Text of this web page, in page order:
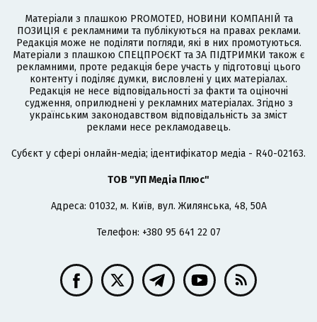
Матеріали з плашкою PROMOTED, НОВИНИ КОМПАНІЙ та
ПОЗИЦІЯ є рекламними та публікуються на правах реклами.
Редакція може не поділяти погляди, які в них промотуються.
Матеріали з плашкою СПЕЦПРОЄКТ та ЗА ПІДТРИМКИ також є
рекламними, проте редакція бере участь у підготовці цього
контенту і поділяє думки, висловлені у цих матеріалах.
Редакція не несе відповідальності за факти та оціночні
судження, оприлюднені у рекламних матеріалах. Згідно з
українським законодавством відповідальність за зміст
реклами несе рекламодавець.
Cубєкт у сфері онлайн-медіа; ідентифікатор медіа - R40-02163.
ТОВ "УП Медіа Плюс"
Адреса: 01032, м. Київ, вул. Жилянська, 48, 50А
Телефон: +380 95 641 22 07